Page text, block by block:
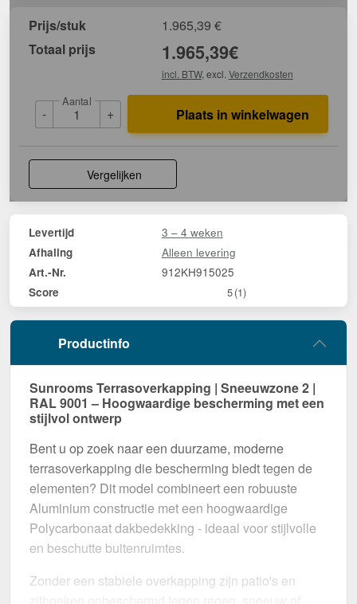
Prijs/stuk 1.965,39 €
Totaal prijs
1.965,39€
incl. BTW, excl. Verzendkosten
-
Aantal
+ Plaats in winkelwagen
Vergelijken
Levertijd 3 – 4 weken
Afhaling Alleen levering
Art.-Nr. 912KH915025
Score 5(1)
Productinfo
Sunrooms Terrasoverkapping | Sneeuwzone 2 |
RAL 9001 – Hoogwaardige bescherming met een
stijlvol ontwerp
Bent u op zoek naar een duurzame, moderne
terrasoverkapping die bescherming biedt tegen de
elementen? Dit model combineert een robuuste
Aluminium constructie met een hoogwaardige
Polycarbonaat dakbedekking - ideaal voor stijlvolle
en beschutte buitenruimtes.
Zonder een stabiele overkapping zijn patio's en